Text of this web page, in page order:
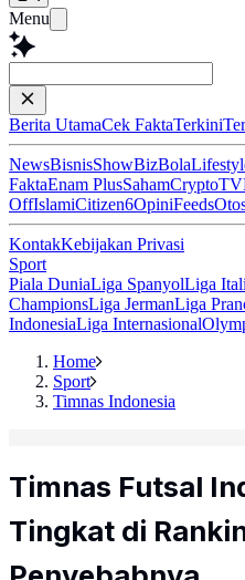
Menu
Baca lebih
Berita UtamaCek FaktaTerkini
NewsBisnisShowBizBola
FaktaEnam PlusSahamCryptoTV
OffIslamiCitizen6OpiniFeeds
KontakKebijakan Privasi
Sport
Piala DuniaLiga SpanyolLiga
ChampionsLiga JermanLiga
IndonesiaLiga Internasional
Home
Sport
Timnas Indonesia
Timnas Futsal
Tingkat di